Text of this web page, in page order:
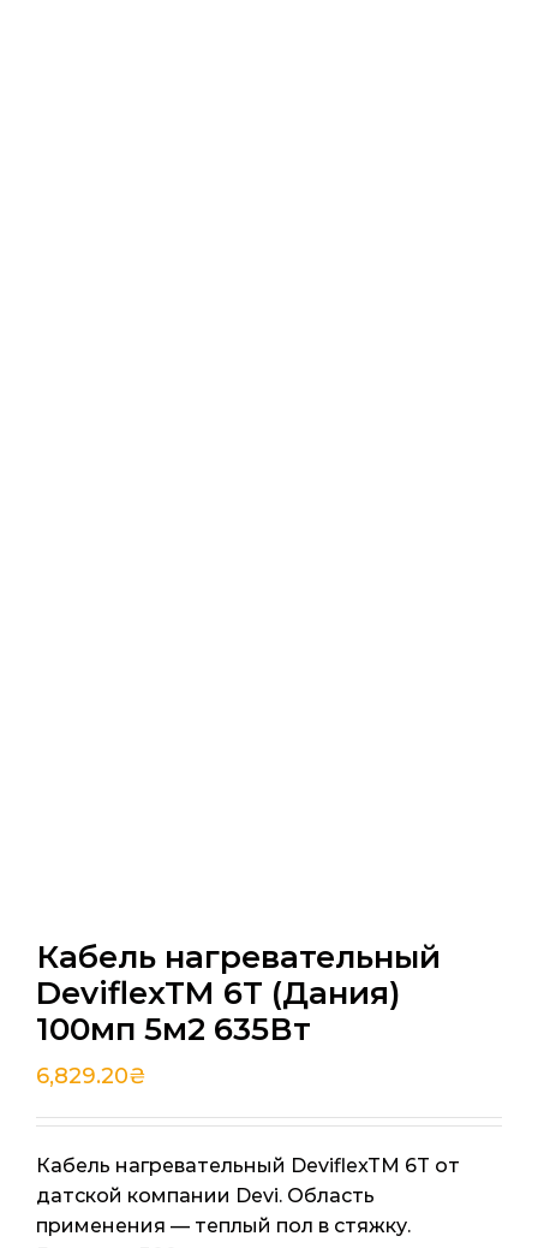
Кабель нагревательный
DeviflexTM 6T (Дания)
100мп 5м2 635Вт
6,829.20₴
Кабель нагревательный DeviflexTM 6T от
датской компании Devi. Область
применения — теплый пол в стяжку.